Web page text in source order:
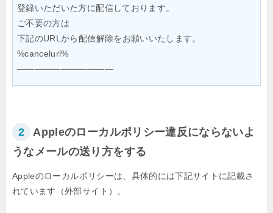
登録いただいた方に配信しております。
ご不要の方は
下記のURLから配信解除をお願いいたします。
%cancelurl%
———————————
2
Appleのローカルポリシー違反にならないよ
うなメールの送り方をする
Appleのローカルポリシーは、具体的には下記サイトに記載さ
れています（外部サイト）。